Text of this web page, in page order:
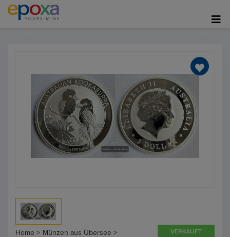
Home > Münzen aus Übersee >
VERKAUFT